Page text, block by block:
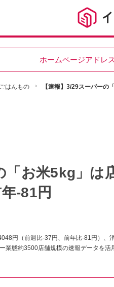
ホームページアドレ
はんもの 【速報】3/29スーパーの
「お米5kg」は
-81円
円（前週比-37円、前年比-81円）、
業態約3500店舗規模の速報データを活